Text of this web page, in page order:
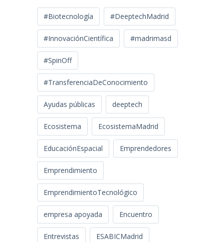
#Biotecnología #DeeptechMadrid
#InnovaciónCientífica #madrimasd
#SpinOff
#TransferenciaDeConocimiento
Ayudas públicas deeptech
Ecosistema EcosistemaMadrid
EducaciónEspacial Emprendedores
Emprendimiento
EmprendimientoTecnológico
empresa apoyada Encuentro
Entrevistas ESABICMadrid